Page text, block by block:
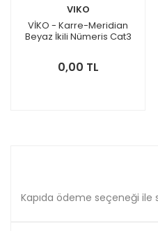
VIKO
VİKO - Karre-Meridian
Beyaz İkili Nümeris Cat3
0,00 TL
Kapıda ödeme seçeneği ile